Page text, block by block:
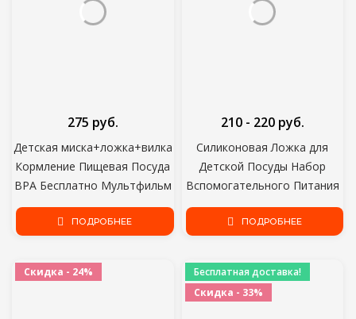
Детская миска+ложка+вилка
Кормление Пищевая Посуда
BPA Бесплатно Мультфильм
Медведь Детская Посуда
Детское Питание Посуда
Тренировочная Тарелка
275 руб.
ПОДРОБНЕЕ
Силиконовая Ложка для
Детской Посуды Набор
Вспомогательного Питания
Малыш Научиться Есть
Обучение Сгибаемая Мягкая
210 - 220 руб.
ПОДРОБНЕЕ
Скидка - 24%
Бесплатная доставка!
Скидка - 33%